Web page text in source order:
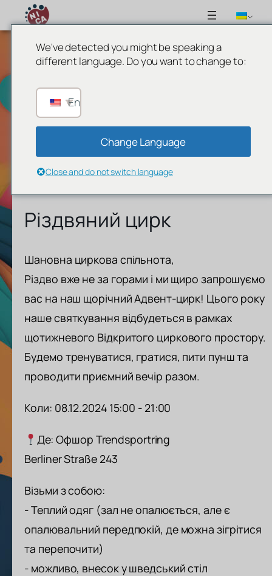
Різдвяний цирк
Шановна циркова спільнота,
Різдво вже не за горами і ми щиро запрошуємо
вас на наш щорічний Адвент-цирк! Цього року
наше святкування відбудеться в рамках
щотижневого Відкритого циркового простору.
Будемо тренуватися, гратися, пити пунш та
проводити приємний вечір разом.
Коли: 08.12.2024 15:00 - 21:00
Де: Офшор Trendsportring
Berliner Straße 243
Візьми з собою:
- Теплий одяг (зал не опалюється, але є
опалювальний передпокій, де можна зігрітися
та перепочити)
- можливо, внесок у шведський стіл
We've detected you might be speaking a
different language. Do you want to change to:
English
Change Language
Close and do not switch language